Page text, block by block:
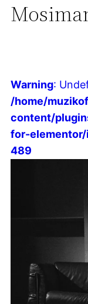
Warning:
/home/
content/
for-
489